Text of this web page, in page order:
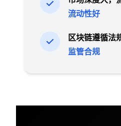
流动性好
区块链遵循法
监管合规